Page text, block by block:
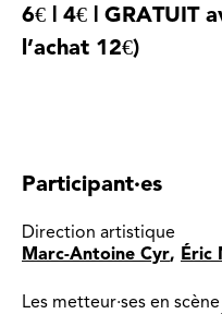
6€ | 4€ | GRATUIT
l’achat 12€)
Participant·es
Direction artistique
Marc-Antoine Cyr, Éric
Les metteur·ses en scène